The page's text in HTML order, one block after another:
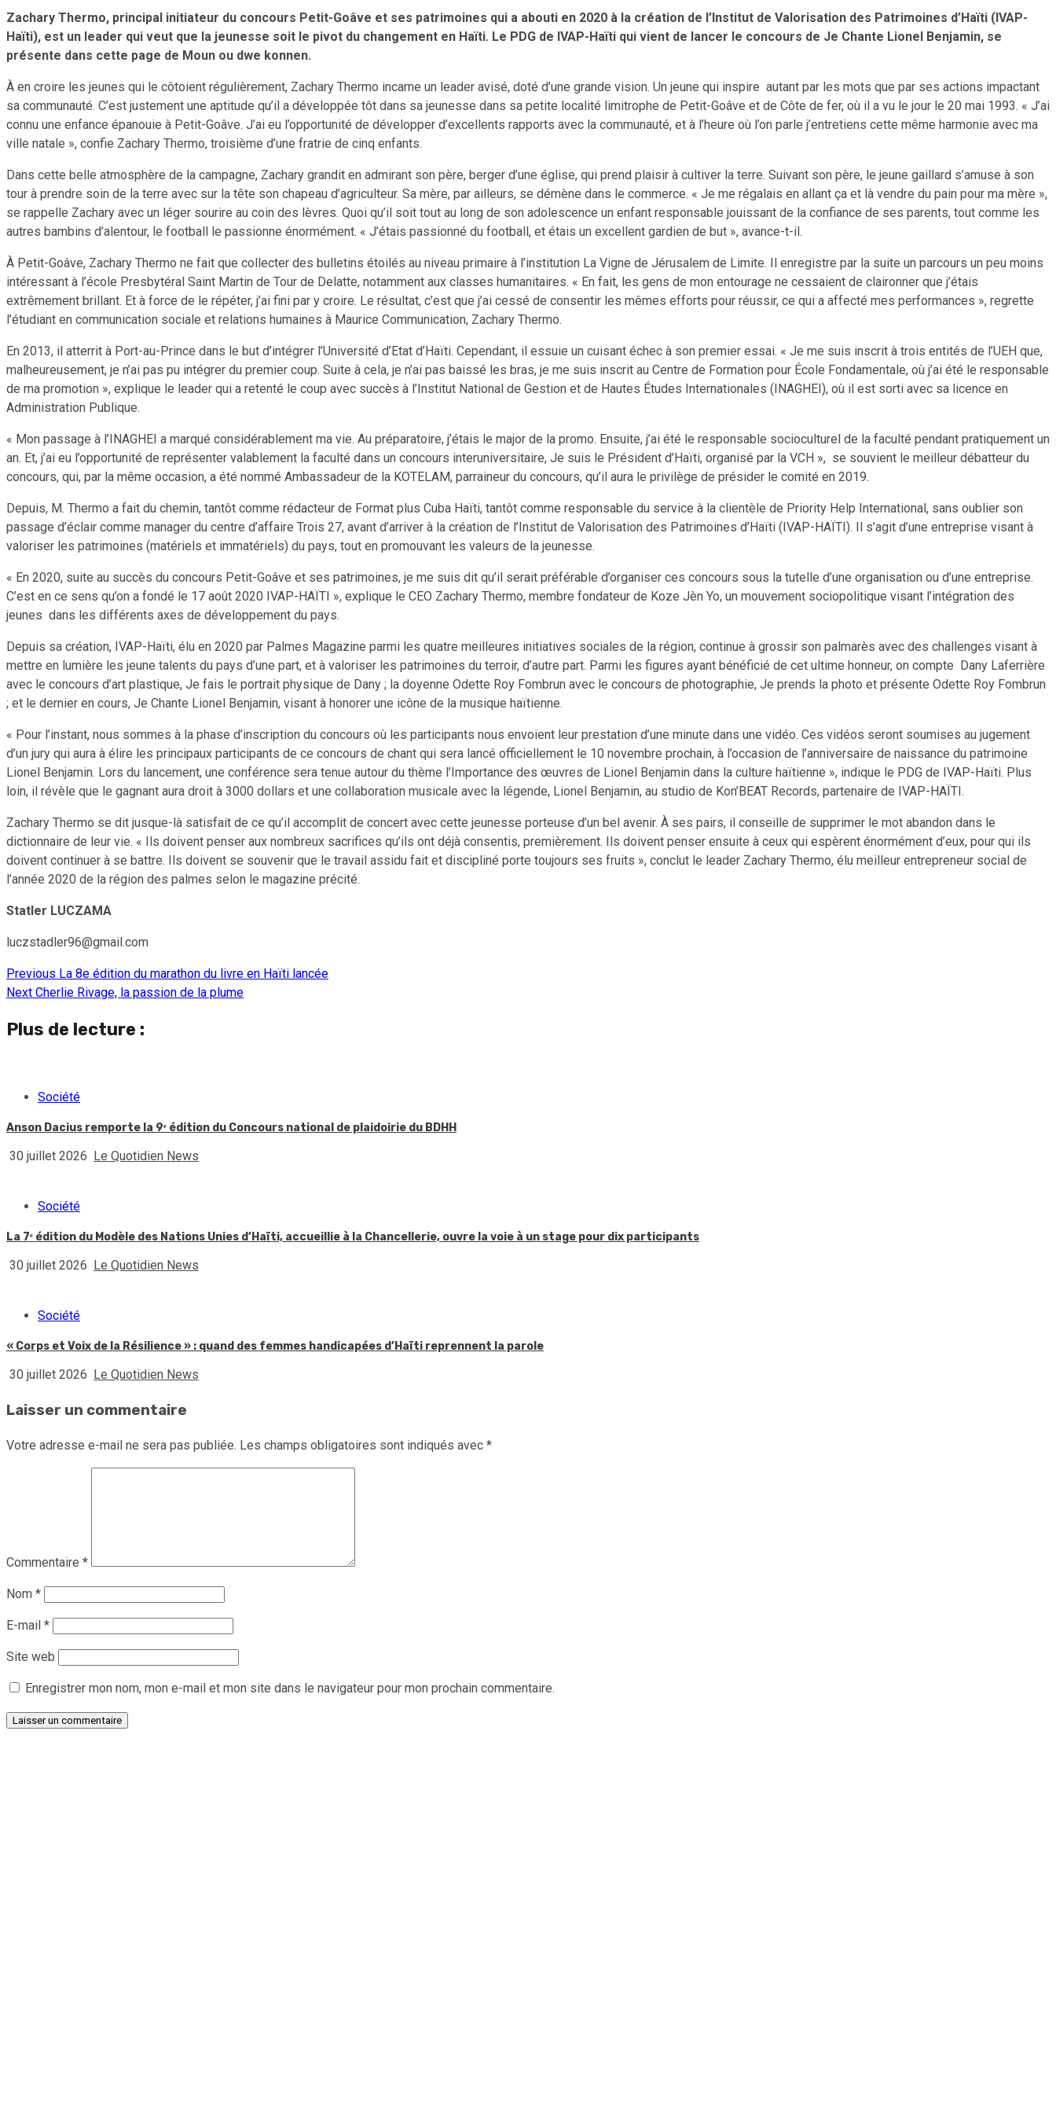
Zachary Thermo, principal initiateur du concours Petit-Goâve et ses patrimoines qui a abouti en 2020 à la création de l’Institut de Valorisation des Patrimoines d’Haïti (IVAP-
Haïti), est un leader qui veut que la jeunesse soit le pivot du changement en Haïti. Le PDG de IVAP-Haïti qui vient de lancer le concours de Je Chante Lionel Benjamin, se
présente dans cette page de Moun ou dwe konnen.
À en croire les jeunes qui le côtoient régulièrement, Zachary Thermo incarne un leader avisé, doté d’une grande vision. Un jeune qui inspire autant par les mots que par ses actions impactant
sa communauté. C’est justement une aptitude qu’il a développée tôt dans sa jeunesse dans sa petite localité limitrophe de Petit-Goâve et de Côte de fer, où il a vu le jour le 20 mai 1993. « J’ai
connu une enfance épanouie à Petit-Goâve. J’ai eu l’opportunité de développer d’excellents rapports avec la communauté, et à l’heure où l’on parle j’entretiens cette même harmonie avec ma
ville natale », confie Zachary Thermo, troisième d’une fratrie de cinq enfants.
Dans cette belle atmosphère de la campagne, Zachary grandit en admirant son père, berger d’une église, qui prend plaisir à cultiver la terre. Suivant son père, le jeune gaillard s’amuse à son
tour à prendre soin de la terre avec sur la tête son chapeau d’agriculteur. Sa mère, par ailleurs, se démène dans le commerce. « Je me régalais en allant ça et là vendre du pain pour ma mère »,
se rappelle Zachary avec un léger sourire au coin des lèvres. Quoi qu’il soit tout au long de son adolescence un enfant responsable jouissant de la confiance de ses parents, tout comme les
autres bambins d’alentour, le football le passionne énormément. « J’étais passionné du football, et étais un excellent gardien de but », avance-t-il.
À Petit-Goâve, Zachary Thermo ne fait que collecter des bulletins étoilés au niveau primaire à l’institution La Vigne de Jérusalem de Limite. Il enregistre par la suite un parcours un peu moins
intéressant à l’école Presbytéral Saint Martin de Tour de Delatte, notamment aux classes humanitaires. « En fait, les gens de mon entourage ne cessaient de claironner que j’étais
extrêmement brillant. Et à force de le répéter, j’ai fini par y croire. Le résultat, c’est que j’ai cessé de consentir les mêmes efforts pour réussir, ce qui a affecté mes performances », regrette
l’étudiant en communication sociale et relations humaines à Maurice Communication, Zachary Thermo.
En 2013, il atterrit à Port-au-Prince dans le but d’intégrer l’Université d’Etat d’Haïti. Cependant, il essuie un cuisant échec à son premier essai. « Je me suis inscrit à trois entités de l’UEH que,
malheureusement, je n’ai pas pu intégrer du premier coup. Suite à cela, je n’ai pas baissé les bras, je me suis inscrit au Centre de Formation pour École Fondamentale, où j’ai été le responsable
de ma promotion », explique le leader qui a retenté le coup avec succès à l’Institut National de Gestion et de Hautes Études Internationales (INAGHEI), où il est sorti avec sa licence en
Administration Publique.
« Mon passage à l’INAGHEI a marqué considérablement ma vie. Au préparatoire, j’étais le major de la promo. Ensuite, j’ai été le responsable socioculturel de la faculté pendant pratiquement un
an. Et, j’ai eu l’opportunité de représenter valablement la faculté dans un concours interuniversitaire, Je suis le Président d’Haïti, organisé par la VCH », se souvient le meilleur débatteur du
concours, qui, par la même occasion, a été nommé Ambassadeur de la KOTELAM, parraineur du concours, qu’il aura le privilège de présider le comité en 2019.
Depuis, M. Thermo a fait du chemin, tantôt comme rédacteur de Format plus Cuba Haïti, tantôt comme responsable du service à la clientèle de Priority Help International, sans oublier son
passage d’éclair comme manager du centre d’affaire Trois 27, avant d’arriver à la création de l’Institut de Valorisation des Patrimoines d’Haïti (IVAP-HAÏTI). Il s’agit d’une entreprise visant à
valoriser les patrimoines (matériels et immatériels) du pays, tout en promouvant les valeurs de la jeunesse.
« En 2020, suite au succès du concours Petit-Goâve et ses patrimoines, je me suis dit qu’il serait préférable d’organiser ces concours sous la tutelle d’une organisation ou d’une entreprise.
C’est en ce sens qu’on a fondé le 17 août 2020 IVAP-HAÏTI », explique le CEO Zachary Thermo, membre fondateur de Koze Jèn Yo, un mouvement sociopolitique visant l’intégration des
jeunes dans les différents axes de développement du pays.
Depuis sa création, IVAP-Haïti, élu en 2020 par Palmes Magazine parmi les quatre meilleures initiatives sociales de la région, continue à grossir son palmarès avec des challenges visant à
mettre en lumière les jeune talents du pays d’une part, et à valoriser les patrimoines du terroir, d’autre part. Parmi les figures ayant bénéficié de cet ultime honneur, on compte Dany Laferrière
avec le concours d’art plastique, Je fais le portrait physique de Dany ; la doyenne Odette Roy Fombrun avec le concours de photographie, Je prends la photo et présente Odette Roy Fombrun
; et le dernier en cours, Je Chante Lionel Benjamin, visant à honorer une icône de la musique haïtienne.
« Pour l’instant, nous sommes à la phase d’inscription du concours où les participants nous envoient leur prestation d’une minute dans une vidéo. Ces vidéos seront soumises au jugement
d’un jury qui aura à élire les principaux participants de ce concours de chant qui sera lancé officiellement le 10 novembre prochain, à l’occasion de l’anniversaire de naissance du patrimoine
Lionel Benjamin. Lors du lancement, une conférence sera tenue autour du thème l’Importance des œuvres de Lionel Benjamin dans la culture haïtienne », indique le PDG de IVAP-Haïti. Plus
loin, il révèle que le gagnant aura droit à 3000 dollars et une collaboration musicale avec la légende, Lionel Benjamin, au studio de Kon’BEAT Records, partenaire de IVAP-HAÏTI.
Zachary Thermo se dit jusque-là satisfait de ce qu’il accomplit de concert avec cette jeunesse porteuse d’un bel avenir. À ses pairs, il conseille de supprimer le mot abandon dans le
dictionnaire de leur vie. « Ils doivent penser aux nombreux sacrifices qu’ils ont déjà consentis, premièrement. Ils doivent penser ensuite à ceux qui espèrent énormément d’eux, pour qui ils
doivent continuer à se battre. Ils doivent se souvenir que le travail assidu fait et discipliné porte toujours ses fruits », conclut le leader Zachary Thermo, élu meilleur entrepreneur social de
l’année 2020 de la région des palmes selon le magazine précité.
Statler LUCZAMA
luczstadler96@gmail.com
Continue
Previous La 8e édition du marathon du livre en Haïti lancée
Next Cherlie Rivage, la passion de la plume
Plus de lecture :
Société
Anson Dacius remporte la 9ᵉ édition du Concours national de plaidoirie du BDHH
30 juillet 2026 Le Quotidien News
Société
La 7ᵉ édition du Modèle des Nations Unies d’Haïti, accueillie à la Chancellerie, ouvre la voie à un stage pour dix participants
30 juillet 2026 Le Quotidien News
Société
« Corps et Voix de la Résilience » : quand des femmes handicapées d’Haïti reprennent la parole
30 juillet 2026 Le Quotidien News
Laisser un commentaire
Votre adresse e-mail ne sera pas publiée. Les champs obligatoires sont indiqués avec *
Commentaire *
Nom *
E-mail *
Site web
Enregistrer mon nom, mon e-mail et mon site dans le navigateur pour mon prochain commentaire.